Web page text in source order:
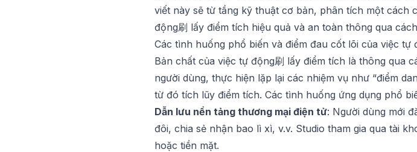
viết này sẽ từ tầng kỹ thuật cơ bản, phân tích một
động刷 lấy điểm tích hiệu quả và an toàn thông qua
Các tình huống phổ biến và điểm đau cốt lõi của việc tự
Bản chất của việc tự động刷 lấy điểm tích là thông qua
người dùng, thực hiện lặp lại các nhiệm vụ như “điểm
từ đó tích lũy điểm tích. Các tình huống ứng dụng phổ
Dẫn lưu nền tảng thương mại điện tử: Người dùng mới
đôi, chia sẻ nhận bao lì xì, v.v. Studio tham gia qua tài
hoặc tiền mặt.